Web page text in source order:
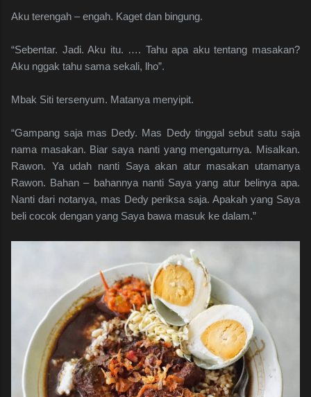
Aku terengah – engah. Kaget dan bingung.
“Sebentar. Jadi. Aku itu. …. Tahu apa aku tentang masakan?
Aku nggak tahu sama sekali, lho”.
Mbak Siti tersenyum. Matanya menyipit.
“Gampang saja mas Dedy. Mas Dedy tinggal sebut satu saja
nama masakan. Biar saya nanti yang mengaturnya. Misalkan.
Rawon. Ya udah nanti Saya akan atur masakan utamanya
Rawon. Bahan – bahannya nanti Saya yang atur belinya apa.
Nanti dari notanya, mas Dedy periksa saja. Apakah yang Saya
beli cocok dengan yang Saya bawa masuk ke dalam.”